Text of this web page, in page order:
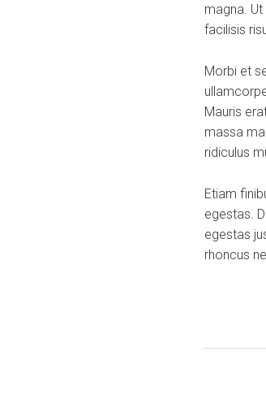
magna.
facilisis
Morbi et
Mauris
massa
ridiculus
Etiam
egestas.
egestas
rhoncus